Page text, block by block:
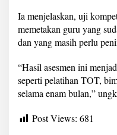
Ia menjelaskan, uji
memetakan guru yang
dan yang masih perlu
“Hasil asesmen ini
seperti pelatihan TOT,
selama enam bulan,”
Post Views: 681